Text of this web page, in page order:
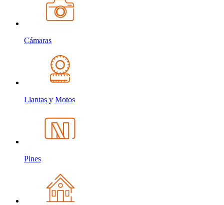
Cámaras
Llantas y Motos
Pines